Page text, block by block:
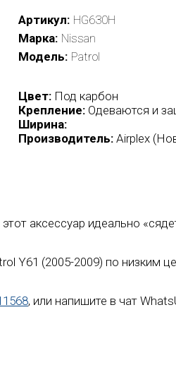
Артикул HG630H
Марка Nissan
Модель Patrol
Цвет: Под карбон
Крепление: Одеваются и
Ширина:
Производитель: Airplex
аксессуар идеально
Y61 (2005-2009) по низким
, или напишите в чат